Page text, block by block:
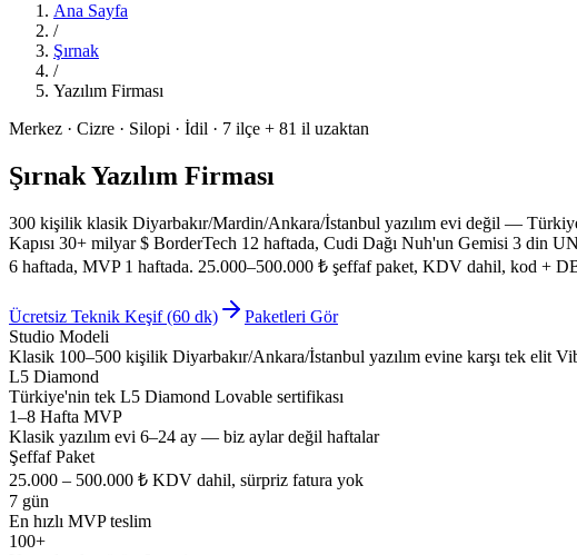
Ana Sayfa
/
Şırnak
/
Yazılım Firması
Merkez · Cizre · Silopi · İdil · 7 ilçe + 81 il uzaktan
Şırnak Yazılım Firması
300 kişilik klasik Diyarbakır/Mardin/Ankara/İstanbul yazılım evi değil —
Kapısı 30+ milyar $ BorderTech 12 haftada, Cudi Dağı Nuh'un Gemisi 3 din
6 haftada, MVP 1 haftada. 25.000–500.000 ₺ şeffaf paket, KDV dahil, kod +
Ücretsiz Teknik Keşif (60 dk)
Paketleri Gör
Studio Modeli
Klasik 100–500 kişilik Diyarbakır/Ankara/İstanbul yazılım evine karşı tek elit
L5 Diamond
Türkiye'nin tek L5 Diamond Lovable sertifikası
1–8 Hafta MVP
Klasik yazılım evi 6–24 ay — biz aylar değil haftalar
Şeffaf Paket
25.000 – 500.000 ₺ KDV dahil, sürpriz fatura yok
7 gün
En hızlı MVP teslim
100+